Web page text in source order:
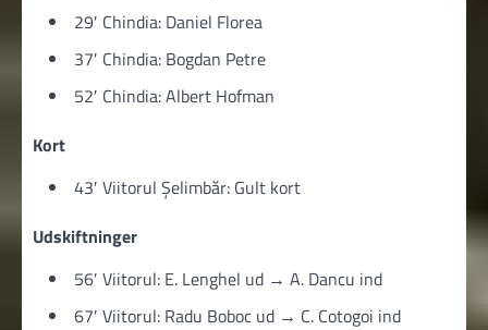
29′ Chindia: Daniel Florea
37′ Chindia: Bogdan Petre
52′ Chindia: Albert Hofman
Kort
43′ Viitorul Şelimbăr: Gult kort
Udskiftninger
56′ Viitorul: E. Lenghel ud → A. Dancu ind
67′ Viitorul: Radu Boboc ud → C. Cotogoi ind